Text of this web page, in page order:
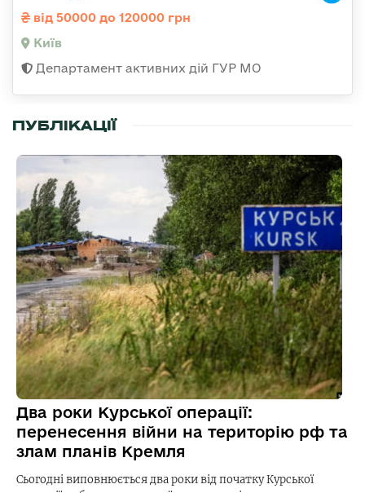
від 50000 до 120000 грн
Київ
Департамент активних дій ГУР МО
ПУБЛІКАЦІЇ
Два роки Курської операції:
перенесення війни на територію рф та
злам планів Кремля
Сьогодні виповнюється два роки від початку Курської